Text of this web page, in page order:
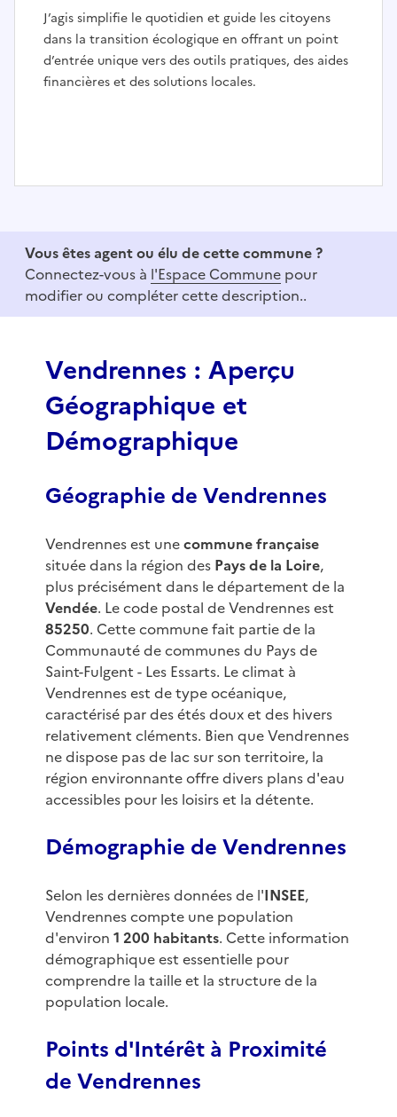
J’agis simplifie le quotidien et guide les citoyens
dans la transition écologique en offrant un point
d’entrée unique vers des outils pratiques, des aides
financières et des solutions locales.
f
Vous êtes agent ou élu de cette commune ?
Connectez-vous à l'Espace Commune pour
modifier ou compléter cette description..
Vendrennes : Aperçu
Géographique et
Démographique
Géographie de Vendrennes
Vendrennes est unecommune française
située dans la région des Pays de la Loire,
plus précisément dans le département de la
Vendée. Le code postal de Vendrennes est
85250. Cette commune fait partie de la
Communauté de communes du Pays de
Saint-Fulgent - Les Essarts. Le climat à
Vendrennes est de type océanique,
caractérisé par des étés doux et des hivers
relativement cléments. Bien que Vendrennes
ne dispose pas de lac sur son territoire, la
région environnante offre divers plans d'eau
accessibles pour les loisirs et la détente.
Démographie de Vendrennes
Selon les dernières données de l'INSEE,
Vendrennes compte une population
d'environ 1 200 habitants. Cette information
démographique est essentielle pour
comprendre la taille et la structure de la
population locale.
Points d'Intérêt à Proximité
de Vendrennes